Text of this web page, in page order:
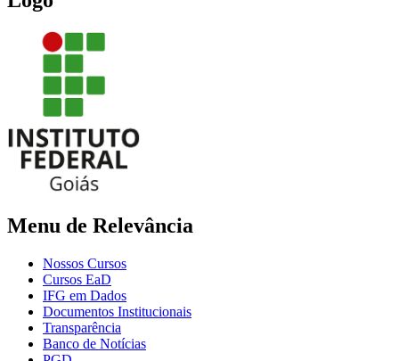
Menu de Relevância
Nossos Cursos
Cursos EaD
IFG em Dados
Documentos Institucionais
Transparência
Banco de Notícias